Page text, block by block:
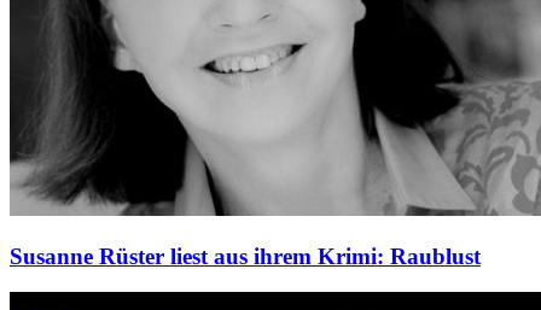
Susanne Rüster liest aus ihrem Krimi: Raublust